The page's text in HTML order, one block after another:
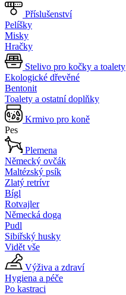
Příslušenství
Pelíšky
Misky
Hračky
Stelivo pro kočky a toalety
Ekologické dřevěné
Bentonit
Toalety a ostatní doplňky
Krmivo pro koně
Pes
Plemena
Německý ovčák
Maltézský psík
Zlatý retrívr
Bígl
Rotvajler
Německá doga
Pudl
Sibiřský husky
Vidět vše
Výživa a zdraví
Hygiena a péče
Po kastraci